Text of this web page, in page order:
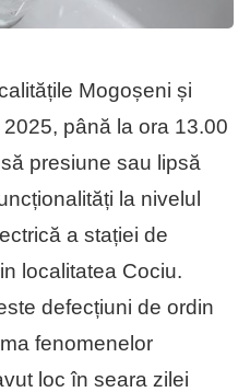
Mogoșeni și
până la ora 13.00
presiune sau lipsă
la nivelul
a stației de
localitatea Cociu.
defecțiuni de ordin
fenomenelor
loc în seara zilei